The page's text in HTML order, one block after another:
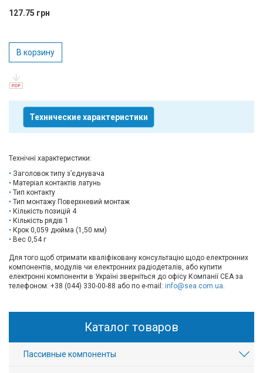
Тех.
Блог
127.75 грн
В корзину
Технические характеристики
Технічні характеристики:
Заголовок типу з’єднувача
Матеріал контактів латунь
Тип контакту
Тип монтажу Поверхневий монтаж
Кількість позицій 4
Кількість рядів 1
Крок 0,059 дюйма (1,50 мм)
Вес 0,54 г
Для того щоб отримати кваліфіковану консультацію щодо електронних
компонентів, модулів чи електронних радіодеталів, або купити
електронні компоненти в Україні зверніться до офісу Компанії СЕА за
телефоном: +38 (044) 330-00-88 або по e-mail: info@sea.com.ua.
Каталог товаров
Пассивные компоненты